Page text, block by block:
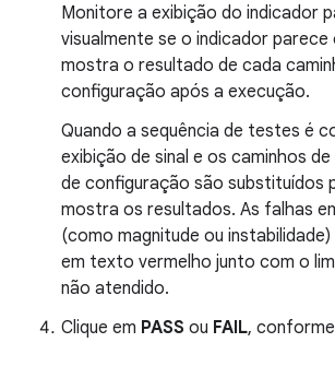
Monitore a exibição do indicador
visualmente se o indicador
mostra o resultado de cada
configuração após a execução.
Quando a sequência de testes é
exibição de sinal e os caminhos
de configuração são substituídos
mostra os resultados. As falhas
(como magnitude ou
em texto vermelho junto com o
não atendido.
Clique em PASS ou FAIL,